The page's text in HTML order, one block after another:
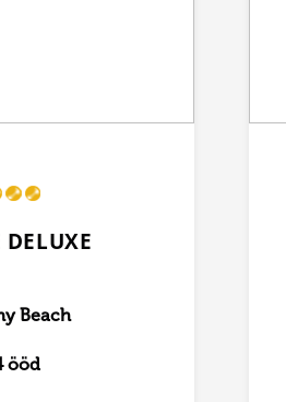
DELUXE
Beach
ööd